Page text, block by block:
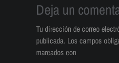
Deja un
Tu dirección de correo
publicada. Los campos
marcados con